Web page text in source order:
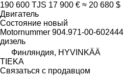
190 600 TJS 17 900 € ≈ 20 680 $
Двигатель
Состояние новый
Motornummer 904.971-00-602444
дизель
Финляндия, HYVINKÄÄ
TIEKA
Связаться с продавцом